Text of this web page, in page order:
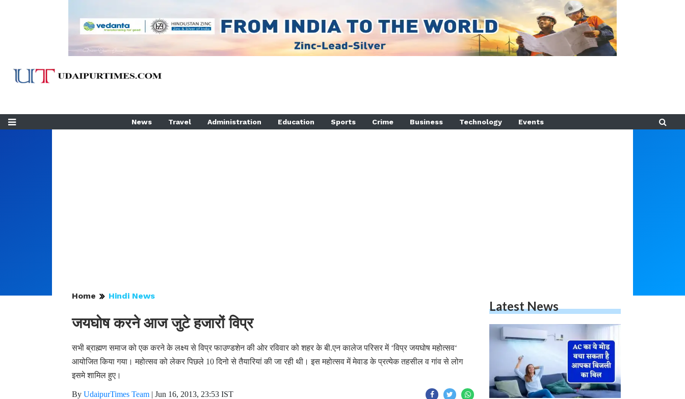
News Travel Administration Education Sports Crime Business Technology Events
Home Hindi News
जयघोष करने आज जुटे हजारों विप्र
सभी ब्राह्मण समाज को एक करने के लक्ष्य से विप्र फाउण्डशेन की ओर रविवार को शहर के बी.एन कालेज परिसर में ‘विप्र जयघोष महोत्सव‘
आयोजित किया गया। महोत्सव को लेकर पिछले 10 दिनो से तैयारियां की जा रही थी। इस महोत्सव में मेवाड के प्रत्येक तहसील व गांव से लोग
इसमे शामिल हुए।
By UdaipurTimes Team | Jun 16, 2013, 23:53 IST
Latest News